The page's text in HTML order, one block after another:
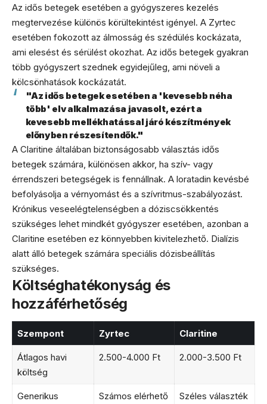
Az idős betegek esetében a gyógyszeres kezelés
megtervezése különös körültekintést igényel. A Zyrtec
esetében fokozott az álmosság és szédülés kockázata,
ami elesést és sérülést okozhat. Az idős betegek gyakran
több gyógyszert szednek egyidejűleg, ami növeli a
kölcsönhatások kockázatát.
"Az idős betegek esetében a 'kevesebb néha
több' elv alkalmazása javasolt, ezért a
kevesebb mellékhatással járó készítmények
előnyben részesítendők."
A Claritine általában biztonságosabb választás idős
betegek számára, különösen akkor, ha szív- vagy
érrendszeri betegségek is fennállnak. A loratadin kevésbé
befolyásolja a vérnyomást és a szívritmus-szabályozást.
Krónikus veseelégtelenségben a dóziscsökkentés
szükséges lehet mindkét gyógyszer esetében, azonban a
Claritine esetében ez könnyebben kivitelezhető. Dialízis
alatt álló betegek számára speciális dózisbeállítás
szükséges.
Költséghatékonyság és
hozzáférhetőség
Szempont Zyrtec Claritine
Átlagos havi
költség
2.500-4.000 Ft 2.000-3.500 Ft
Generikus
Számos elérhető Széles választék